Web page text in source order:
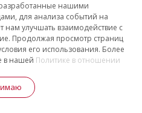
защищены
нашими
для анализа событий на
нам улучшать взаимодействие с
Продолжая просмотр страниц
его использования. Более
в нашей Политике в отношении